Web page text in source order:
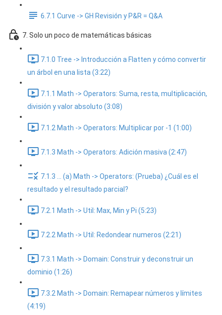
6.7.1 Curve -> GH Revisión y P&R = Q&A
7. Solo un poco de matemáticas básicas
7.1.0 Tree -> Introducción a Flatten y cómo convertir
un árbol en una lista (3:22)
7.1.1 Math -> Operators: Suma, resta, multiplicación,
división y valor absoluto (3:08)
7.1.2 Math -> Operators: Multiplicar por -1 (1:00)
7.1.3 Math -> Operators: Adición masiva (2:47)
7.1.3 ... (a) Math -> Operators: (Prueba) ¿Cuál es el
resultado y el resultado parcial?
7.2.1 Math -> Util: Max, Min y Pi (5:23)
7.2.2 Math -> Util: Redondear numeros (2:21)
7.3.1 Math -> Domain: Construir y deconstruir un
dominio (1:26)
7.3.2 Math -> Domain: Remapear números y límites
(4:19)